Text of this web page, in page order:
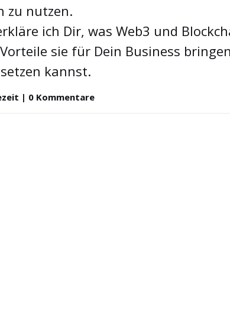
zu nutzen.
ich Dir, was Web3 und
sie für Dein Business
kannst.
| 0 Kommentare